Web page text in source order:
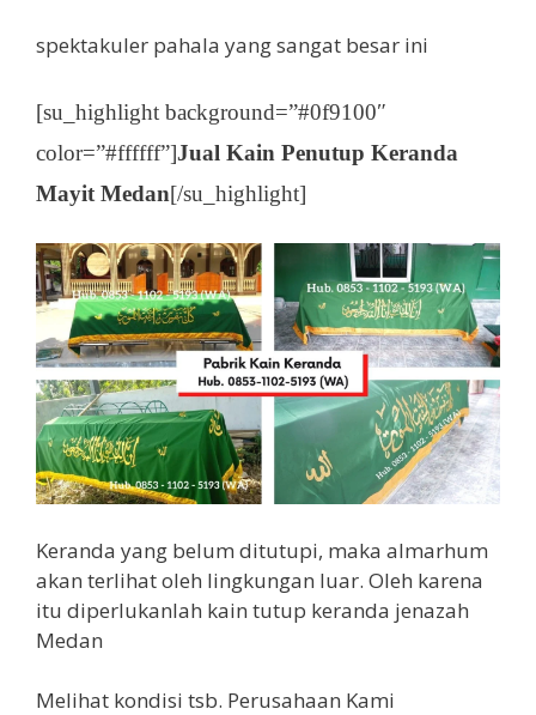
spektakuler pahala yang sangat besar ini
[su_highlight background=”#0f9100″
color=”#ffffff”]Jual Kain Penutup Keranda
Mayit Medan[/su_highlight]
Keranda yang belum ditutupi, maka almarhum
akan terlihat oleh lingkungan luar. Oleh karena
itu diperlukanlah kain tutup keranda jenazah
Medan
Melihat kondisi tsb. Perusahaan Kami